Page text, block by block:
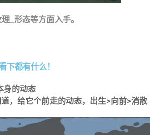
_形态等方面入手。
下都有什么！
身的动态
，给它个前走的动态，出生>向前>消散